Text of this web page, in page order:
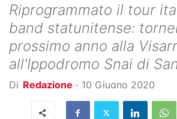
Riprogrammato il tour
band statunitense:
prossimo anno alla
all'Ippodromo Snai di
Di Redazione - 10 Giugno 2020